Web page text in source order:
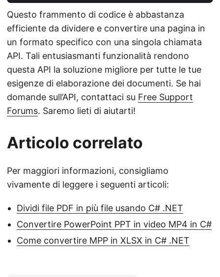
Questo frammento di codice è abbastanza
efficiente da dividere e convertire una pagina in
un formato specifico con una singola chiamata
API. Tali entusiasmanti funzionalità rendono
questa API la soluzione migliore per tutte le tue
esigenze di elaborazione dei documenti. Se hai
domande sull’API, contattaci su Free Support
Forums. Saremo lieti di aiutarti!
Articolo correlato
Per maggiori informazioni, consigliamo
vivamente di leggere i seguenti articoli:
Dividi file PDF in più file usando C# .NET
Convertire PowerPoint PPT in video MP4 in C#
Come convertire MPP in XLSX in C# .NET